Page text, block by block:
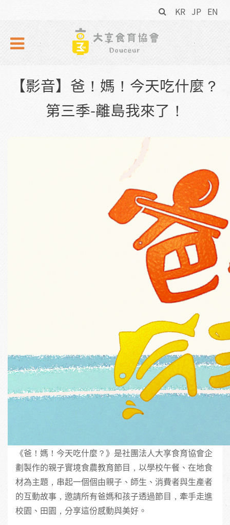
KR JP EN
搜
尋
表
【影音】爸！媽！今天吃什麼？
第三季-離島我來了！
《爸！媽！今天吃什麼？》是社團法人大享食育協會企
劃製作的親子實境食農教育節目，以學校午餐、在地食
材為主題，串起一個個由親子、師生、消費者與生產者
的互動故事，邀請所有爸媽和孩子透過節目，牽手走進
校園、田園，分享這份感動與美好。